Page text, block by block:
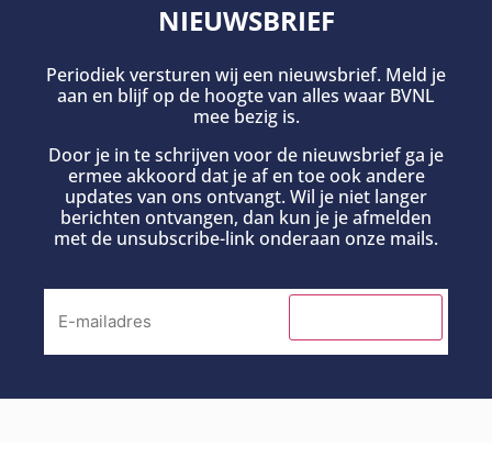
NIEUWSBRIEF
Periodiek versturen wij een nieuwsbrief. Meld je
aan en blijf op de hoogte van alles waar BVNL
mee bezig is.
Door je in te schrijven voor de nieuwsbrief ga je
ermee akkoord dat je af en toe ook andere
updates van ons ontvangt. Wil je niet langer
berichten ontvangen, dan kun je je afmelden
met de unsubscribe-link onderaan onze mails.